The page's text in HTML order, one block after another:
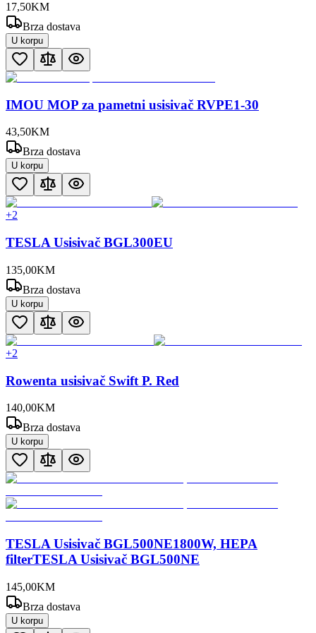
17,50KM
Brza dostava
U korpu
IMOU MOP za pametni usisivač RVPE1-30
43,50KM
Brza dostava
U korpu
+2
TESLA Usisivač BGL300EU
135,00KM
Brza dostava
U korpu
+2
Rowenta usisivač Swift P. Red
140,00KM
Brza dostava
U korpu
TESLA Usisivač BGL500NE1800W, HEPA
filterTESLA Usisivač BGL500NE
145,00KM
Brza dostava
U korpu